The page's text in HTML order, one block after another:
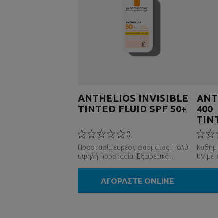
ANTHELIOS INVISIBLE
TINTED FLUID SPF 50+
0
Προστασία ευρέος φάσματος. Πολύ
υψηλή προστασία. Εξαιρετικά
ΑΓΟΡΑΣΤΕ ONLINE
400
UV με